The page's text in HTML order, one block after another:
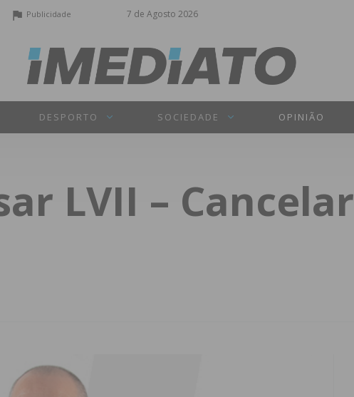
7 de Agosto 2026
Publicidade
DESPORTO SOCIEDADE OPINIÃO
LVII – Cancelar